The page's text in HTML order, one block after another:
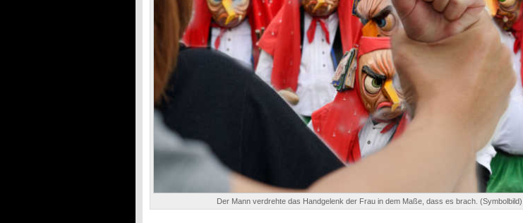
Der Mann verdrehte das Handgelenk der Frau in dem Maße, dass es brach. (Symbolbild)